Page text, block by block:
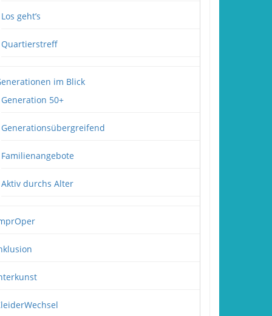
Los geht’s
Quartierstreff
im Blick
Generation 50+
Generationsübergreifend
Familienangebote
Aktiv durchs Alter